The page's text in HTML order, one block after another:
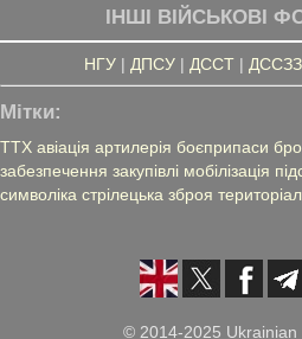
ІНШІ ВІЙСЬКОВІ
НГУ| ДПСУ| ДССТ|
Мітки:
ТТХ авіація артилерія боєприпаси
забезпечення закупівлі мобілізація
символіка стрілецька зброя
© 2014-2025 Ukrainian